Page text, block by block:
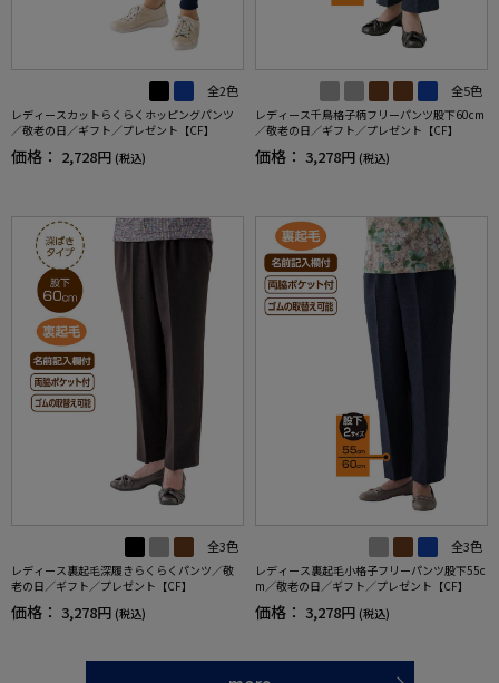
全2色
レディースカットらくらくホッピングパンツ
／敬老の日／ギフト／プレゼント【CF】
価格： 2,728円 (税込)
全5色
レディース千鳥格子柄フリーパンツ股下60cm
／敬老の日／ギフト／プレゼント【CF】
価格： 3,278円 (税込)
全3色
レディース裏起毛深履きらくらくパンツ／敬
老の日／ギフト／プレゼント【CF】
価格： 3,278円 (税込)
全3色
レディース裏起毛小格子フリーパンツ股下55c
m／敬老の日／ギフト／プレゼント【CF】
価格： 3,278円 (税込)